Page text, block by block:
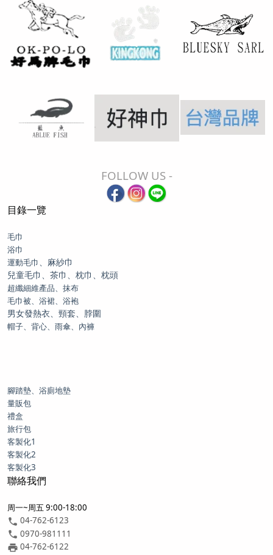
FOLLOW US -
目錄一覽
毛巾
浴巾
運動毛巾、麻紗巾
兒童毛巾、茶巾、枕巾、枕頭
超纖細維產品、抹布
毛巾被、浴裙、浴袍
男女發熱衣、頸套、脖圍
帽子、背心、雨傘、內褲
腳踏墊、浴廁地墊
量販包
禮盒
旅行包
客製化1
客製化2
客製化3
聯絡我們
周一~周五 9:00-18:00
04-762-6123
0970-981111
04-762-6122